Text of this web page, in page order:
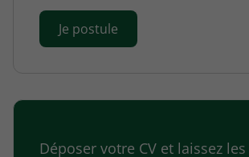
Je postule
Déposer votre CV et laissez